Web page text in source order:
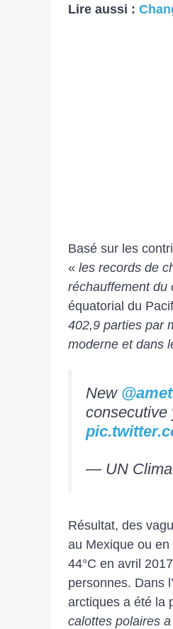
Lire aussi :
Basé sur les
« les records de
réchauffement du
équatorial du
402,9 parties par
moderne et dans
New
consecutive
— UN
Résultat, des
au Mexique ou
44°C en avril
personnes. Dans
arctiques a été la
calottes polaires